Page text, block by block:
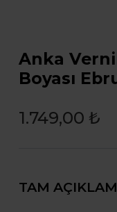
Anka
Boyası
1.749,00 ₺
TAM